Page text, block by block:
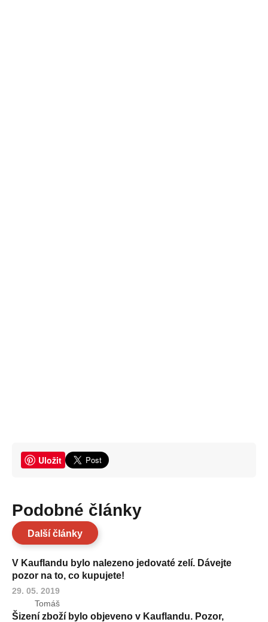
Uložit
Podobné články
Další články
V Kauflandu bylo nalezeno jedovaté zelí. Dávejte
pozor na to, co kupujete!
29. 05. 2019
Tomáš
Šizení zboží bylo objeveno v Kauflandu. Pozor,